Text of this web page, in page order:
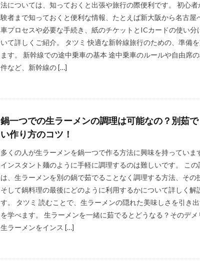
法については、知っておくと出張や旅行の際便利です。 初心者
験者まで知っておくと便利な情報、たとえば新大阪から名古屋
車プロセスや必要な手続き、紙のチケットとICカードの使い分
いて詳しくご紹介。 タツミ 快適な新幹線旅行のための、準備
ます。 新幹線での途中乗車の基本 途中乗車のルールや自由席
件など、新幹線の […]
鍋一つでの生ラーメンの調理は可能なの？別茹
い作り方のコツ！
多くの人が生ラーメンを鍋一つで作る方法に興味を持っていま
インスタント麺のように手軽に調理するのは難しいです。 この
は、生ラーメンを別の鍋で茹でることなく調理する方法、その
そして鍋料理の最後にどのように利用するかについて詳しく解
す。 タツミ 読むことで、生ラーメンの隠れた美味しさを引き
を学べます。 生ラーメンを一緒に茹でるとどうなる？そのデメ
生ラーメンをインス […]